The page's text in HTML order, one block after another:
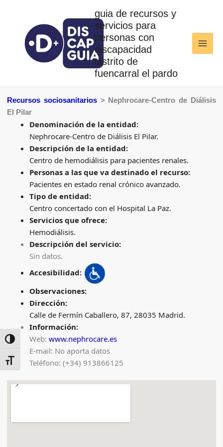
ALTERNAR ALTO CONTRASTE
ALTERNAR TAMAÑO DE LETRA
al
contenido
guia de recursos y
servicios para
personas con
discapacidad
distrito de
fuencarral el pardo
Recursos sociosanitarios> Nephrocare-Centro de Diálisis
El Pilar
Denominación de la entidad:
Nephrocare-Centro de Diálisis El Pilar.
Descripción de la entidad:
Centro de hemodiálisis para pacientes renales.
Personas a las que va destinado el recurso:
Pacientes en estado renal crónico avanzado.
Tipo de entidad:
Centro concertado con el Hospital La Paz.
Servicios que ofrece:
Hemodiálisis.
Descripción del servicio:
Sin datos.
Accesibilidad:
Observaciones:
Dirección:
Calle de Fermín Caballero, 87, 28035 Madrid.
Información:
Web: www.nephrocare.es
E-mail: No aporta datos
Teléfono: (+34) 913866125